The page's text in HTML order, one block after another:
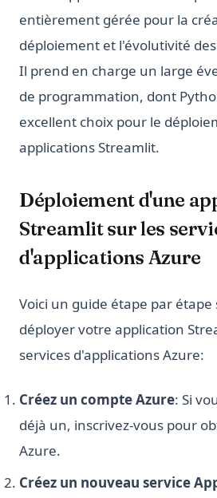
entièrement gérée pour la
déploiement et l'évolutivité
Il prend en charge un large
de programmation, dont
excellent choix pour le
applications Streamlit.
Déploiement d'une
Streamlit sur les
d'applications Azure
Voici un guide étape par étape
déployer votre application
services d'applications Azure:
Créez un compte Azure: Si
déjà un, inscrivez-vous pour
Azure.
Créez un nouveau service